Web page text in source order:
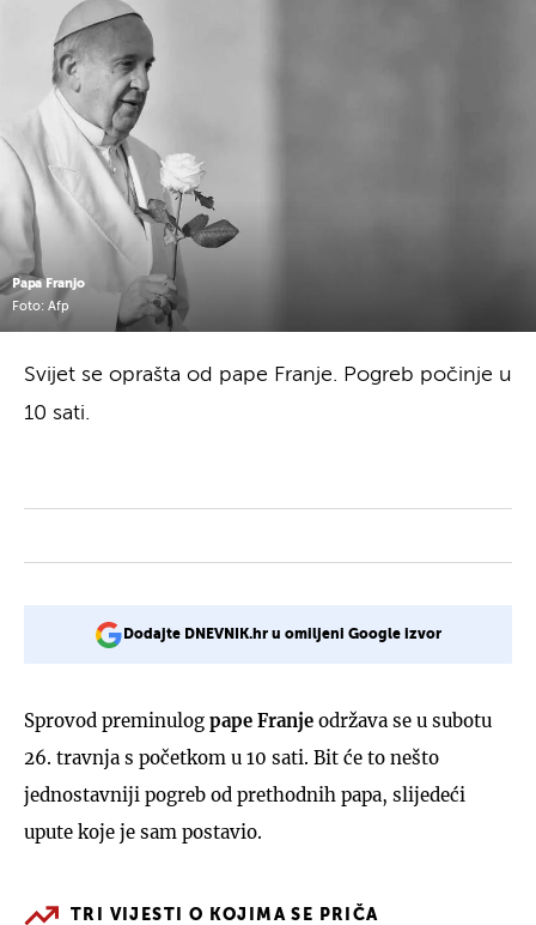
Papa Franjo
Foto: Afp
Svijet se oprašta od pape Franje. Pogreb počinje u
10 sati.
Dodajte DNEVNIK.hr u omiljeni Google izvor
Sprovod preminulog pape Franje održava se u subotu
26. travnja s početkom u 10 sati. Bit će to nešto
jednostavniji pogreb od prethodnih papa, slijedeći
upute koje je sam postavio.
TRI VIJESTI O KOJIMA SE PRIČA